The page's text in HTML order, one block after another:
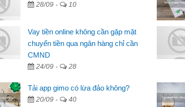
bạn
nhập
đã giải
Tôi biết đến thông
sinh viên nên cần đóng
thấy thủ tục nhanh gọn
cần có 2 triệu để giải
được thôi. Cảm ơn đã
28/09 - 10
Vay tiền online không cần gặp mặt
chuyển tiền qua ngân hàng chỉ cần
CMND
24/09 - 28
Tải app gimo có lừa đảo không?
20/09 - 40